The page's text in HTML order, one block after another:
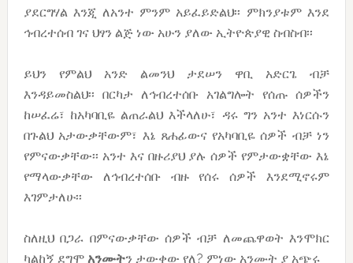
ያደርግሃል እንጂ ለአንተ ምንም አይፈይድልህ፡፡ ምክንያቱም እንደ
ኅብረተሰብ ገና ህፃን ልጅ ነው አሁን ያለው ኢትዮጵያዊ ስብስብ፡፡
ይህን የምልህ አንድ ልመንህ ታደሠን ዋቢ አድርጌ ብቻ
እንዳይመስልህ፡፡ በርካታ ለኅብረተሰቡ አገልግሎት የሰጡ ሰዎችን
ከሠፈሬ፣ ከአካባቢዬ ልጠራልህ እችላለሁ፣ ዳሩ ግን አንተ እነርሱን
በጉልህ አታውቃቸውም፣ እኔ ጸሐፊውና የአካባቢዬ ሰዎች ብቻ ነን
የምናውቃቸው፡፡ አንተ እና በዙሪያህ ያሉ ሰዎች የምታውቋቸው እኔ
የማላውቃቸው ለኅብረተሰቡ ብዙ የሰሩ ሰዎች እንደሚኖሩም
እገምታለሁ፡፡
ስለዚህ በጋራ በምናውቃቸው ሰዎች ብቻ ለመጨዋወት እንሞክር
ካልከኝ ደግሞ አንሙትን ታውቀው የለ? ምነው አንሙት ያ አጭሩ